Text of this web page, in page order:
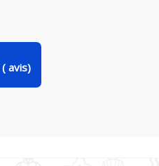
( avis)